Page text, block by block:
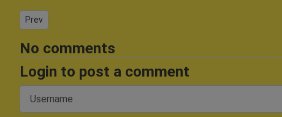
Previous article: Booster 3..18V nach bis zu 38V
Prev
No comments
Login to post a comment